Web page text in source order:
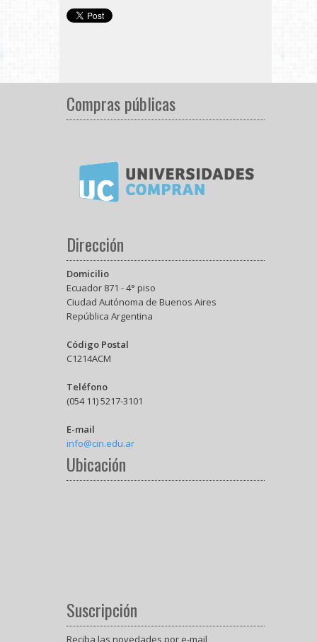
Compras públicas
Dirección
Domicilio
Ecuador 871 - 4° piso
Ciudad Autónoma de Buenos Aires
República Argentina
Código Postal
C1214ACM
Teléfono
(054 11) 5217-3101
E-mail
info@cin.edu.ar
Ubicación
Suscripción
Reciba las novedades por e-mail